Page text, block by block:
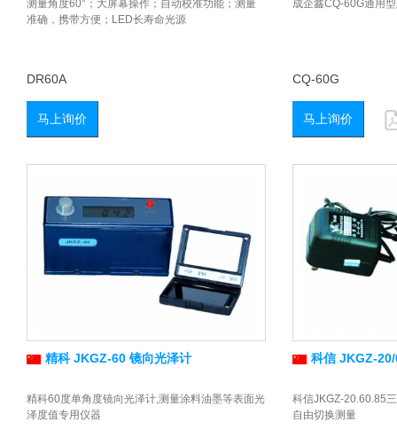
测量角度60°；大屏幕操作；自动校准功能；测量
准确，携带方便；LED长寿命光源
DR60A
马上询价
成企鑫CQ-60G通用
CQ-60G
马上询价
精科 JKGZ-60 镜向光泽计
精科60度单角度镜向光泽计,测量涂料油墨等表面光
泽度值专用仪器
科信 JKGZ-
科信JKGZ-20.60.85
自由切换测量